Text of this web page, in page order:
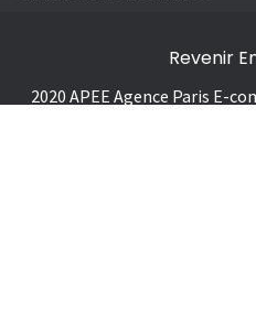
2020 APEE Agence Paris E-
Revenir